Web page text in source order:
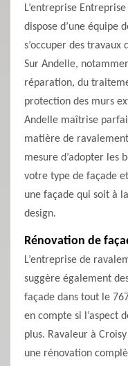
L’entreprise
dispose d’une équipe
s’occuper des
Sur Andelle,
réparation, du
protection des murs
Andelle maîtrise
matière de
mesure d’adopter les
votre type de façade
une façade qui soit à
design.
Rénovation de
L’entreprise de
suggère également
façade dans tout le
en compte si l’aspect
plus. Ravaleur à
une rénovation